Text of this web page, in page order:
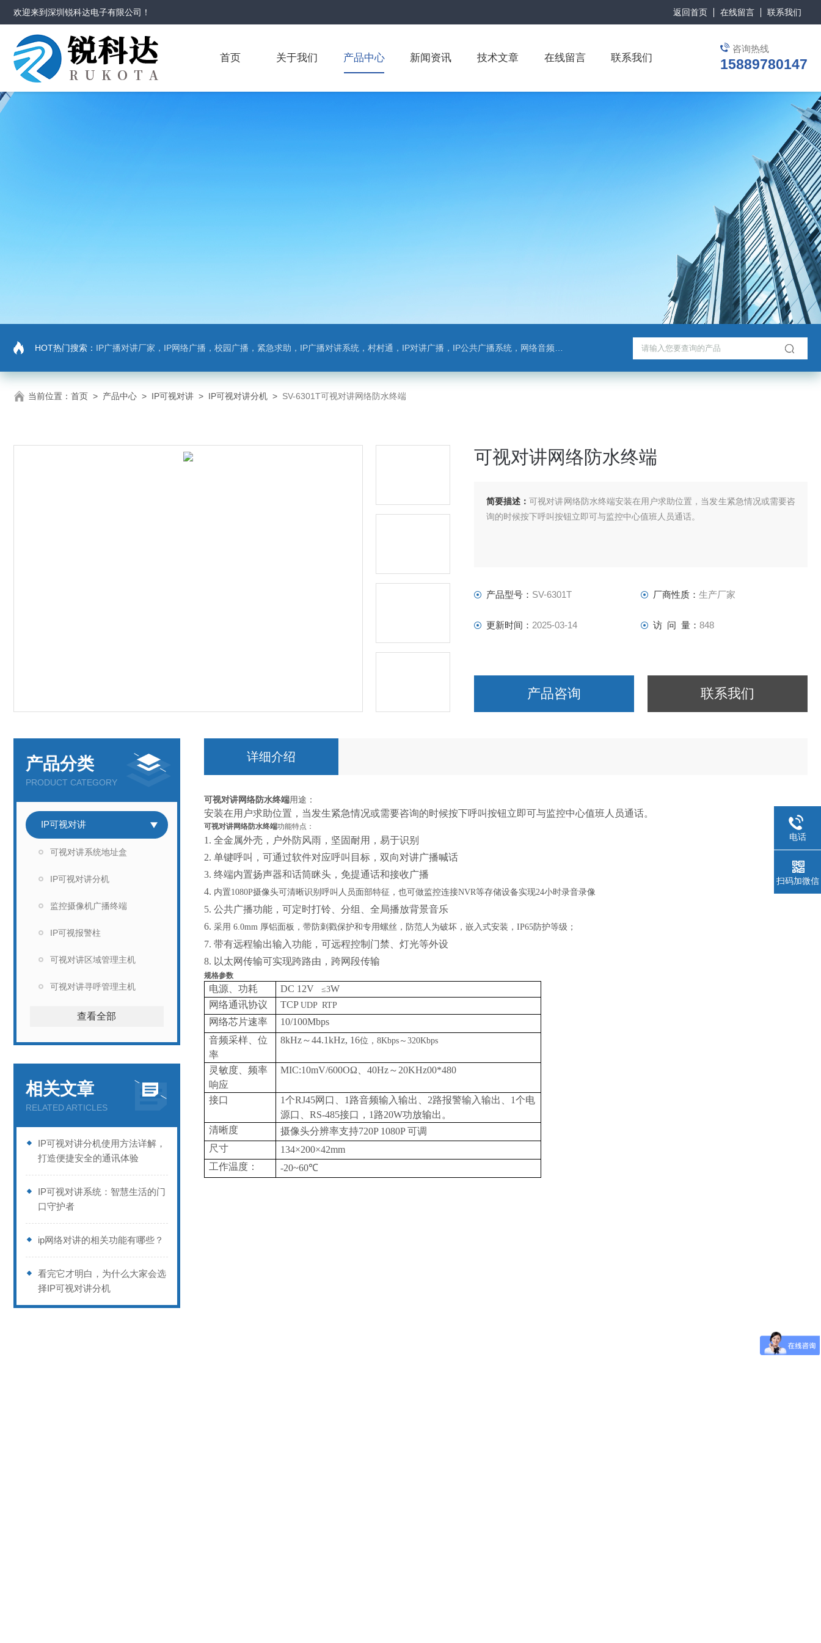
欢迎来到深圳锐科达电子有限公司 ！ 返回首页 在线留言 联系我们
咨询热线
15889780147
首页 关于我们 产品中心 新闻资讯 技术文章 在线留言 联系我们
HOT热门搜索： IP广播对讲厂家，IP网络广播，校园广播，紧急求助，IP广播对讲系统，村村通，IP对讲广播，IP公共广播系统，网络音频模块，银行对讲，背景音乐，网络录播，班班通
当前位置： 首页 > 产品中心 > IP可视对讲 > IP可视对讲分机 > SV-6301T可视对讲网络防水终端
可视对讲网络防水终端
简要描述：可视对讲网络防水终端安装在用户求助位置，当发生紧急情况或需要咨
询的时候按下呼叫按钮立即可与监控中心值班人员通话。
产品型号： SV-6301T 厂商性质： 生产厂家
更新时间： 2025-03-14 访 问 量： 848
产品咨询 联系我们
产品分类
PRODUCT CATEGORY
IP可视对讲
可视对讲系统地址盒
IP可视对讲分机
监控摄像机广播终端
IP可视报警柱
可视对讲区域管理主机
可视对讲寻呼管理主机
查看全部
相关文章
RELATED ARTICLES
IP可视对讲分机使用方法详解，
打造便捷安全的通讯体验
IP可视对讲系统：智慧生活的门
口守护者
ip网络对讲的相关功能有哪些？
看完它才明白，为什么大家会选
择IP可视对讲分机
详细介绍
可视对讲网络防水终端用途：
安装在用户求助位置，当发生紧急情况或需要咨询的时候按下呼叫按钮立即可与监控中心值班人员通话。
可视对讲网络防水终端功能特点：
1. 全金属外壳，户外防风雨，坚固耐用，易于识别
2. 单键呼叫，可通过软件对应呼叫目标，双向对讲广播喊话
3. 终端内置扬声器和话筒眯头，免提通话和接收广播
4. 内置1080P摄像头可清晰识别呼叫人员面部特征，也可做监控连接NVR等存储设备实现24小时录音录像
5. 公共广播功能，可定时打铃、分组、全局播放背景音乐
6. 采用 6.0mm 厚铝面板，带防刺戳保护和专用螺丝，防范人为破坏，嵌入式安装，IP65防护等级；
7. 带有远程输出输入功能，可远程控制门禁、灯光等外设
8. 以太网传输可实现跨路由，跨网段传输
规格参数
电源、功耗 DC 12V ≤3W
网络通讯协议
TCP UDP RTP
网络芯片速率
10/100Mbps
音频采样、位
率
8kHz～44.1kHz, 16位，8Kbps～320Kbps
灵敏度、频率
响应
MIC:10mV/600OΩ、40Hz～20KHz00*480
接口
1个RJ45网口、1路音频输入输出、2路报警输入输出、1个电
源口、RS-485接口，1路20W功放输出。
清晰度
摄像头分辨率支持720P 1080P 可调
尺寸
134×200×42mm
工作温度：
-20~60℃
电话
扫码加微信